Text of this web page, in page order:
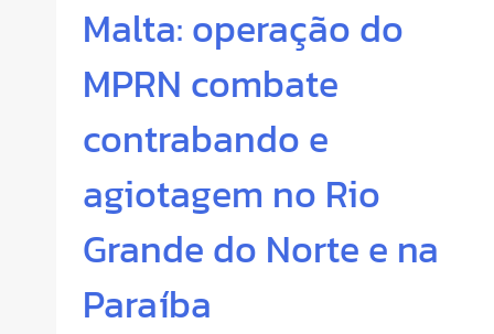
Malta: operação do
MPRN combate
contrabando e
agiotagem no Rio
Grande do Norte e na
Paraíba